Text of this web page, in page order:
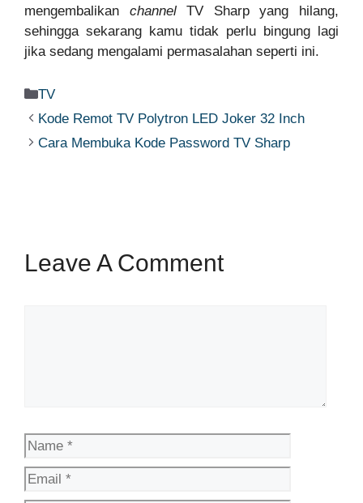
mengembalikan channelTV Sharp yang hilang,
sehingga sekarang kamu tidak perlu bingung lagi
jika sedang mengalami permasalahan seperti ini.
Categories
TV
Kode Remot TV Polytron LED Joker 32 Inch
Cara Membuka Kode Password TV Sharp
Leave A Comment
Name